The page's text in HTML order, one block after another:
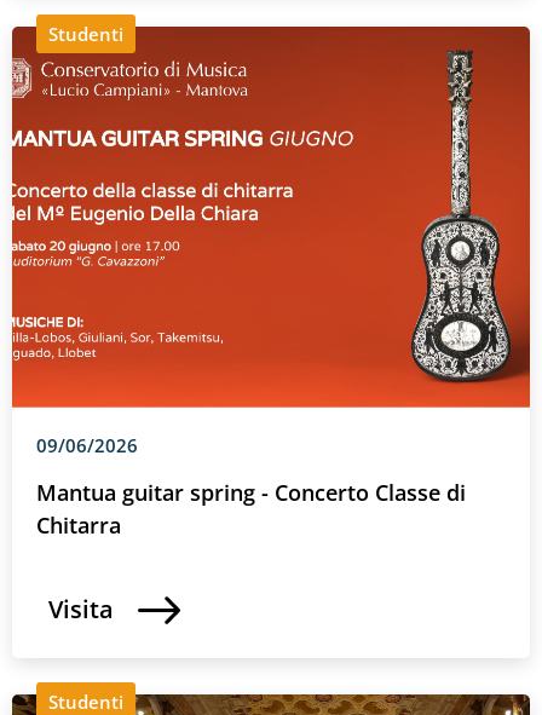
Studenti
09/06/2026
Mantua guitar spring - Concerto Classe di
Chitarra
Visita
Studenti